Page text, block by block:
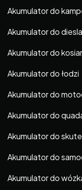
Akumulator do
Akumulator do diesla
Akumulator do
Akumulator do łodzi
Akumulator do
Akumulator do
Akumulator do
Akumulator do
Akumulator do